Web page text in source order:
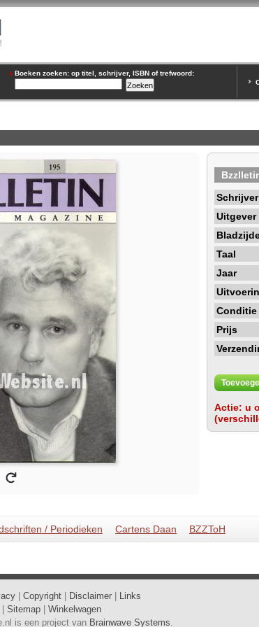
Boeken zoeken: op titel, schrijver, ISBN of trefwoord:
Schrijver
Uitgever
Taal
Jaar
Conditie
Prijs
Actie: u
/ Periodieken Cartens Daan BZZToH
Copyright Disclaimer
Links
Sitemap
Winkelwagen
is een project van Brainwave Systems.